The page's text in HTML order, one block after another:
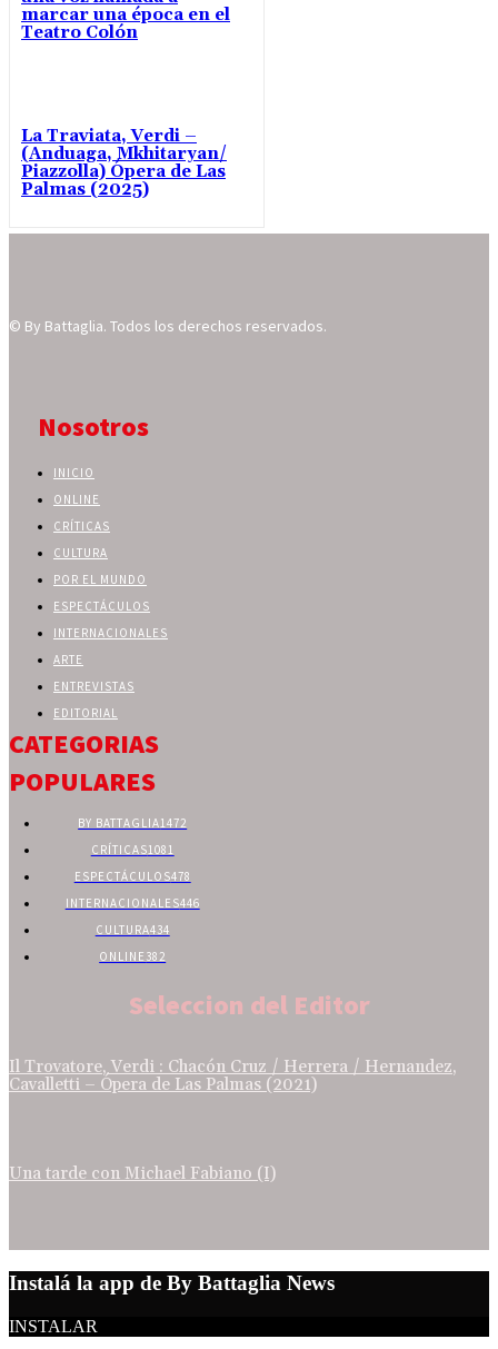
marcar una época en el
Teatro Colón
La Traviata, Verdi –
(Anduaga, Mkhitaryan/
Piazzolla) Ópera de Las
Palmas (2025)
© By Battaglia. Todos los derechos reservados.
Nosotros
INICIO
ONLINE
CRÍTICAS
CULTURA
POR EL MUNDO
ESPECTÁCULOS
INTERNACIONALES
ARTE
ENTREVISTAS
EDITORIAL
CATEGORIAS
POPULARES
BY BATTAGLIA1472
CRÍTICAS1081
ESPECTÁCULOS478
INTERNACIONALES446
CULTURA434
ONLINE 382
Seleccion del Editor
Il Trovatore, Verdi : Chacón Cruz / Herrera / Hernandez,
Cavalletti – Ópera de Las Palmas (2021)
Una tarde con Michael Fabiano (I)
Instalá la app de By Battaglia News
INSTALAR